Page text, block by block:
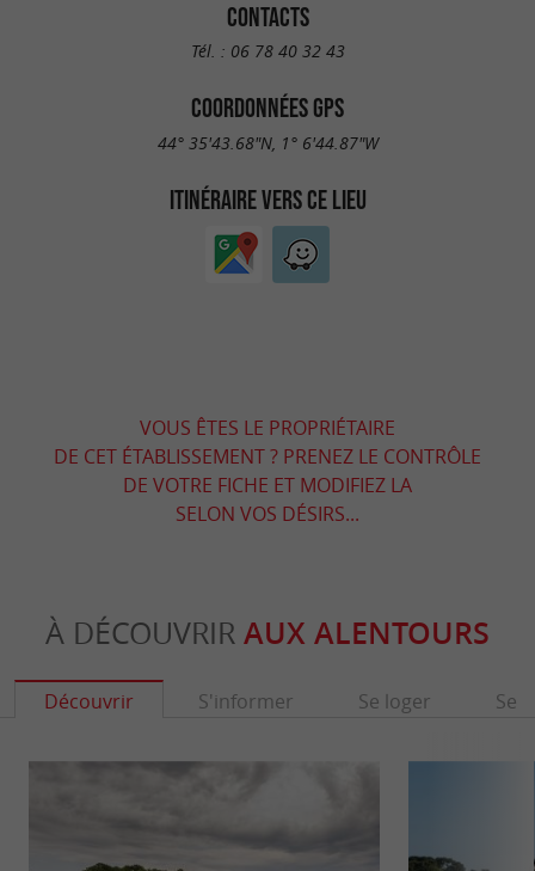
CONTACTS
Tél. : 06 78 40 32 43
COORDONNÉES GPS
44° 35'43.68"N, 1° 6'44.87"W
ITINÉRAIRE VERS CE LIEU
VOUS ÊTES LE PROPRIÉTAIRE
DE CET ÉTABLISSEMENT ? PRENEZ LE CONTRÔLE
DE VOTRE FICHE ET MODIFIEZ LA
SELON VOS DÉSIRS...
À DÉCOUVRIR AUX ALENTOURS
Découvrir S'informer Se loger Se